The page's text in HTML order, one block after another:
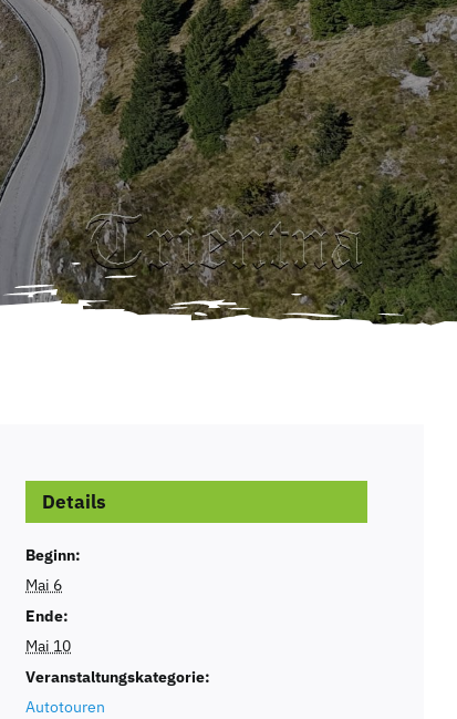
Details
Beginn:
Mai 6
Ende:
Mai 10
Veranstaltungskategorie:
Autotouren